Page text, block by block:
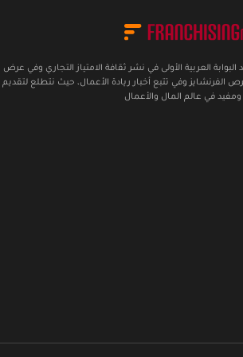
البوابة العربية الأولى في نشر ثقافة الامتياز التجاري وفي عرض
الفرنشايز وفي تتبع أخبار ريادة الأعمال، حيث نتطلع
في عالم المال والأعمال